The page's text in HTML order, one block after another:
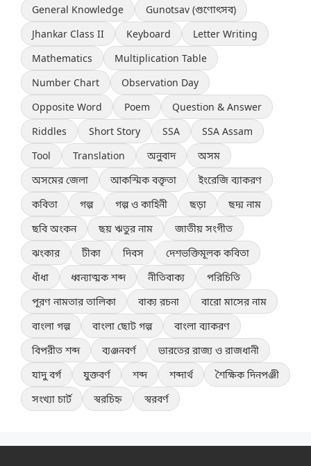
General Knowledge
Gunotsav (গুণোৎসব)
Jhankar Class II
Keyboard
Letter Writing
Mathematics
Multiplication Table
Number Chart
Observation Day
Opposite Word
Poem
Question & Answer
Riddles
Short Story SSA
SSA Assam
Tool
Translation অনুবাদ
অসম
অসমের জেলা
আকস্মিক বক্তৃতা
ইংরেজি ব্যাকরণ
কবিতা
গল্প গল্প ও কাহিনী ছড়া
ছদ্ম নাম
ছবি অংকন
ছয় ঋতুর নাম
জাতীয় সংগীত
ঝংকার
টীকা দিবস
দেশভক্তিমূলক কবিতা
ধাঁধা
ধ্বন্যাত্মক শব্দ নীতিবাক্য
পরিচিতি
পূরণ নামতার তালিকা
বাক্য রচনা
বারো মাসের নাম
বাংলা গল্প
বাংলা ছোট গল্প
বাংলা ব্যাকরণ
বিপরীত শব্দ
ব্যঞ্জনবর্ণ
ভারতের রাজ্য ও রাজধানী
যাদু বর্গ
যুক্তবর্ণ শব্দ শব্দার্থ
শৈক্ষিক দিনপঞ্জী
সংখ্যা চার্ট
স্বরচিহ্ন স্বরবর্ণ